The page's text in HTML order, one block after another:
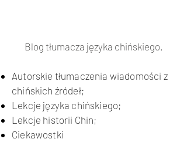
Blog tłumacza języka chińskiego.
Autorskie tłumaczenia wiadomości z
chińskich źródeł;
Lekcje języka chińskiego;
Lekcje historii Chin;
Ciekawostki